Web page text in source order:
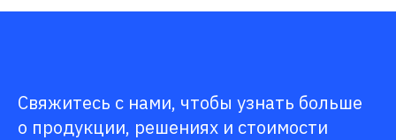
Свяжитесь с нами, чтобы узнать больше
о продукции, решениях и стоимости